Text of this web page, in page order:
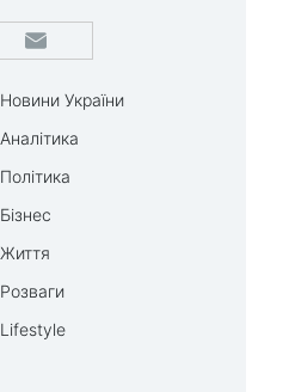
Новини України
Аналітика
Політика
Бізнес
Життя
Розваги
Lifestyle